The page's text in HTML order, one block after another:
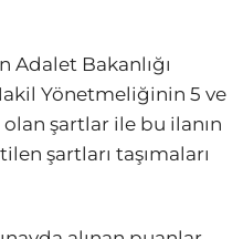
Adalet Bakanlığı
Yönetmeliğinin 5 ve
olan şartlar ile bu ilanın
şartları taşımaları